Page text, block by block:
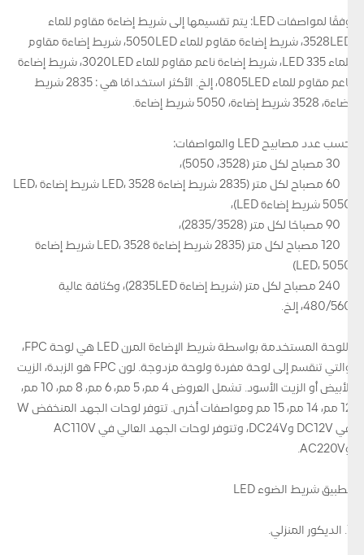
وفقًا لمواصفات LED: يتم تقسيمها إلى شريط إضاءة مقاوم للماء
3528LED، شريط إضاءة مقاوم للماء 5050LED، شريط إضاءة مقاوم
للماء 335 LED، شريط إضاءة ناعم مقاوم للماء 3020LED، شريط إضاءة
ناعم مقاوم للماء 0805LED، إلخ. الأكثر استخدامًا هي : 2835 شريط
إضاءة، 3528 شريط إضاءة، 5050 شريط إضاءة.
حسب عدد مصابيح LED والمواصفات:
30 مصباح لكل متر (3528، 5050)،
60 مصباح لكل متر (2835 شريط إضاءة LED، 3528 شريط إضاءة LED،
5050 شريط إضاءة LED)،
90 مصباحًا لكل متر (2835/3528)،
120 مصباح لكل متر (2835 شريط إضاءة LED، 3528 شريط إضاءة
LED، 5050)
240 مصباح لكل متر (شريط إضاءة 2835LED)، وكثافة عالية
480/560، إلخ.
اللوحة المستخدمة بواسطة شريط الإضاءة المرن LED هي لوحة FPC،
والتي تنقسم إلى لوحة مفردة ولوحة مزدوجة. لون FPC هو الزبدة، الزيت
الأبيض أو الزيت الأسود. تشمل العروض 4 مم، 5 مم، 6 مم، 8 مم، 10 مم،
12 مم، 14 مم، 15 مم ومواصفات أخرى. تتوفر لوحات الجهد المنخفض W
في DC12V وDC24V، وتتوفر لوحات الجهد العالي في AC110V
تطبيق شريط الضوء LED